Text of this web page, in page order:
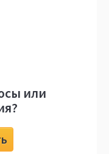
или